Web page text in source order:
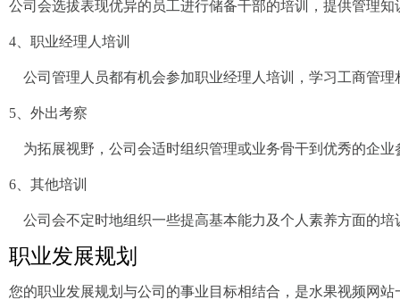
公司会选拔表现优异的员工进行储备干部的培训，提供管理
4、职业经理人培训
公司管理人员都有机会参加职业经理人培训，学习工商管理相
5、外出考察
为拓展视野，公司会适时组织管理或业务骨干到优秀的企业参观
6、其他培训
公司会不定时地组织一些提高基本能力及个人素养方面的培训
职业发展规划
您的职业发展规划与公司的事业目标相结合，是水果视频网站一